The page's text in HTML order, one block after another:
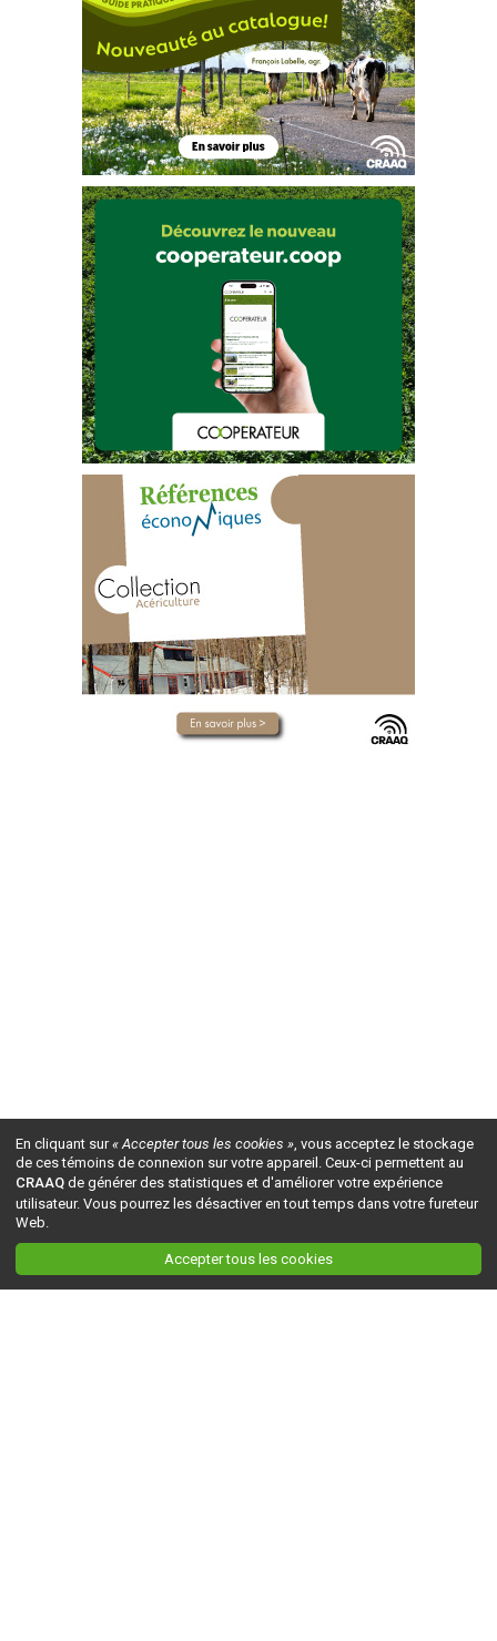
En cliquant sur« Accepter tous les cookies », vous acceptez le stockage
de ces témoins de connexion sur votre appareil. Ceux-ci permettent au
CRAAQ de générer des statistiques et d'améliorer votre expérience
utilisateur. Vous pourrez les désactiver en tout temps dans votre fureteur
Web.
Accepter tous les cookies